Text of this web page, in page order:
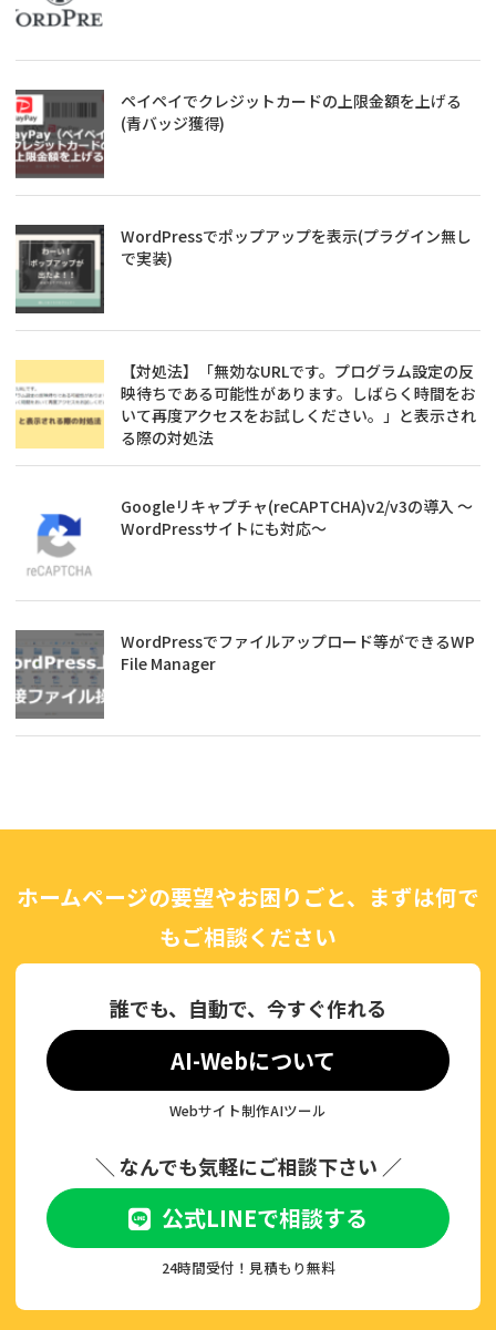
ペイペイでクレジットカードの上限金額を上げる
(青バッジ獲得)
WordPressでポップアップを表示(プラグイン無し
で実装)
【対処法】「無効なURLです。プログラム設定の反
映待ちである可能性があります。しばらく時間をお
いて再度アクセスをお試しください。」と表示され
る際の対処法
Googleリキャプチャ(reCAPTCHA)v2/v3の導入 ～
WordPressサイトにも対応～
WordPressでファイルアップロード等ができるWP
File Manager
ホームページの要望やお困りごと、まずは何で
もご相談ください
誰でも、自動で、今すぐ作れる
AI-Webについて
Webサイト制作AIツール
＼ なんでも気軽にご相談下さい ／
公式LINEで相談する
24時間受付！見積もり無料